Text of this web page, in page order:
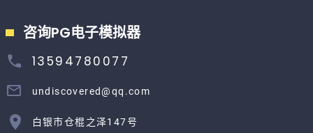
咨询PG电子模拟器
13594780077
undiscovered@qq.com
白银市仓棍之泽147号